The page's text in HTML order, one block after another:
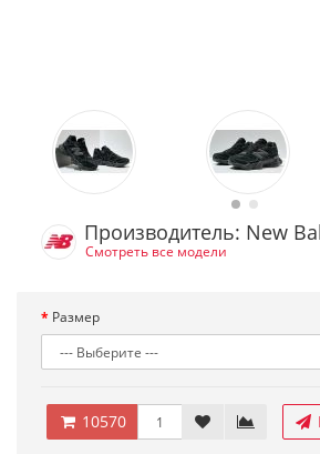
Производитель: New
Смотреть все модели
Размер
10570